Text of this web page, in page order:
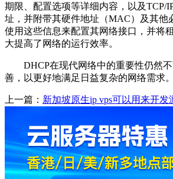
期限、配置选项等详细内容，以及TCP/
址，并附带其硬件地址（MAC）及其他
使用这些信息来配置其网络接口，并将
大提高了网络的运行效率。
DHCP在现代网络中的重要性仍然
善，以更好地满足日益复杂的网络需求
上一篇： 新加坡原生ip vps可以用来开发